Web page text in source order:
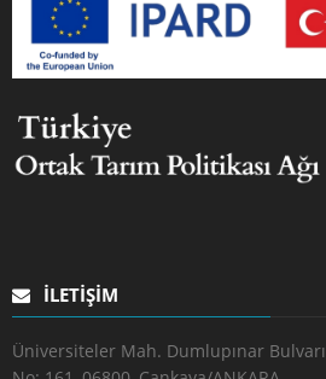
İLETIŞIM
Üniversiteler Mah. Dumlupınar Bulvarı